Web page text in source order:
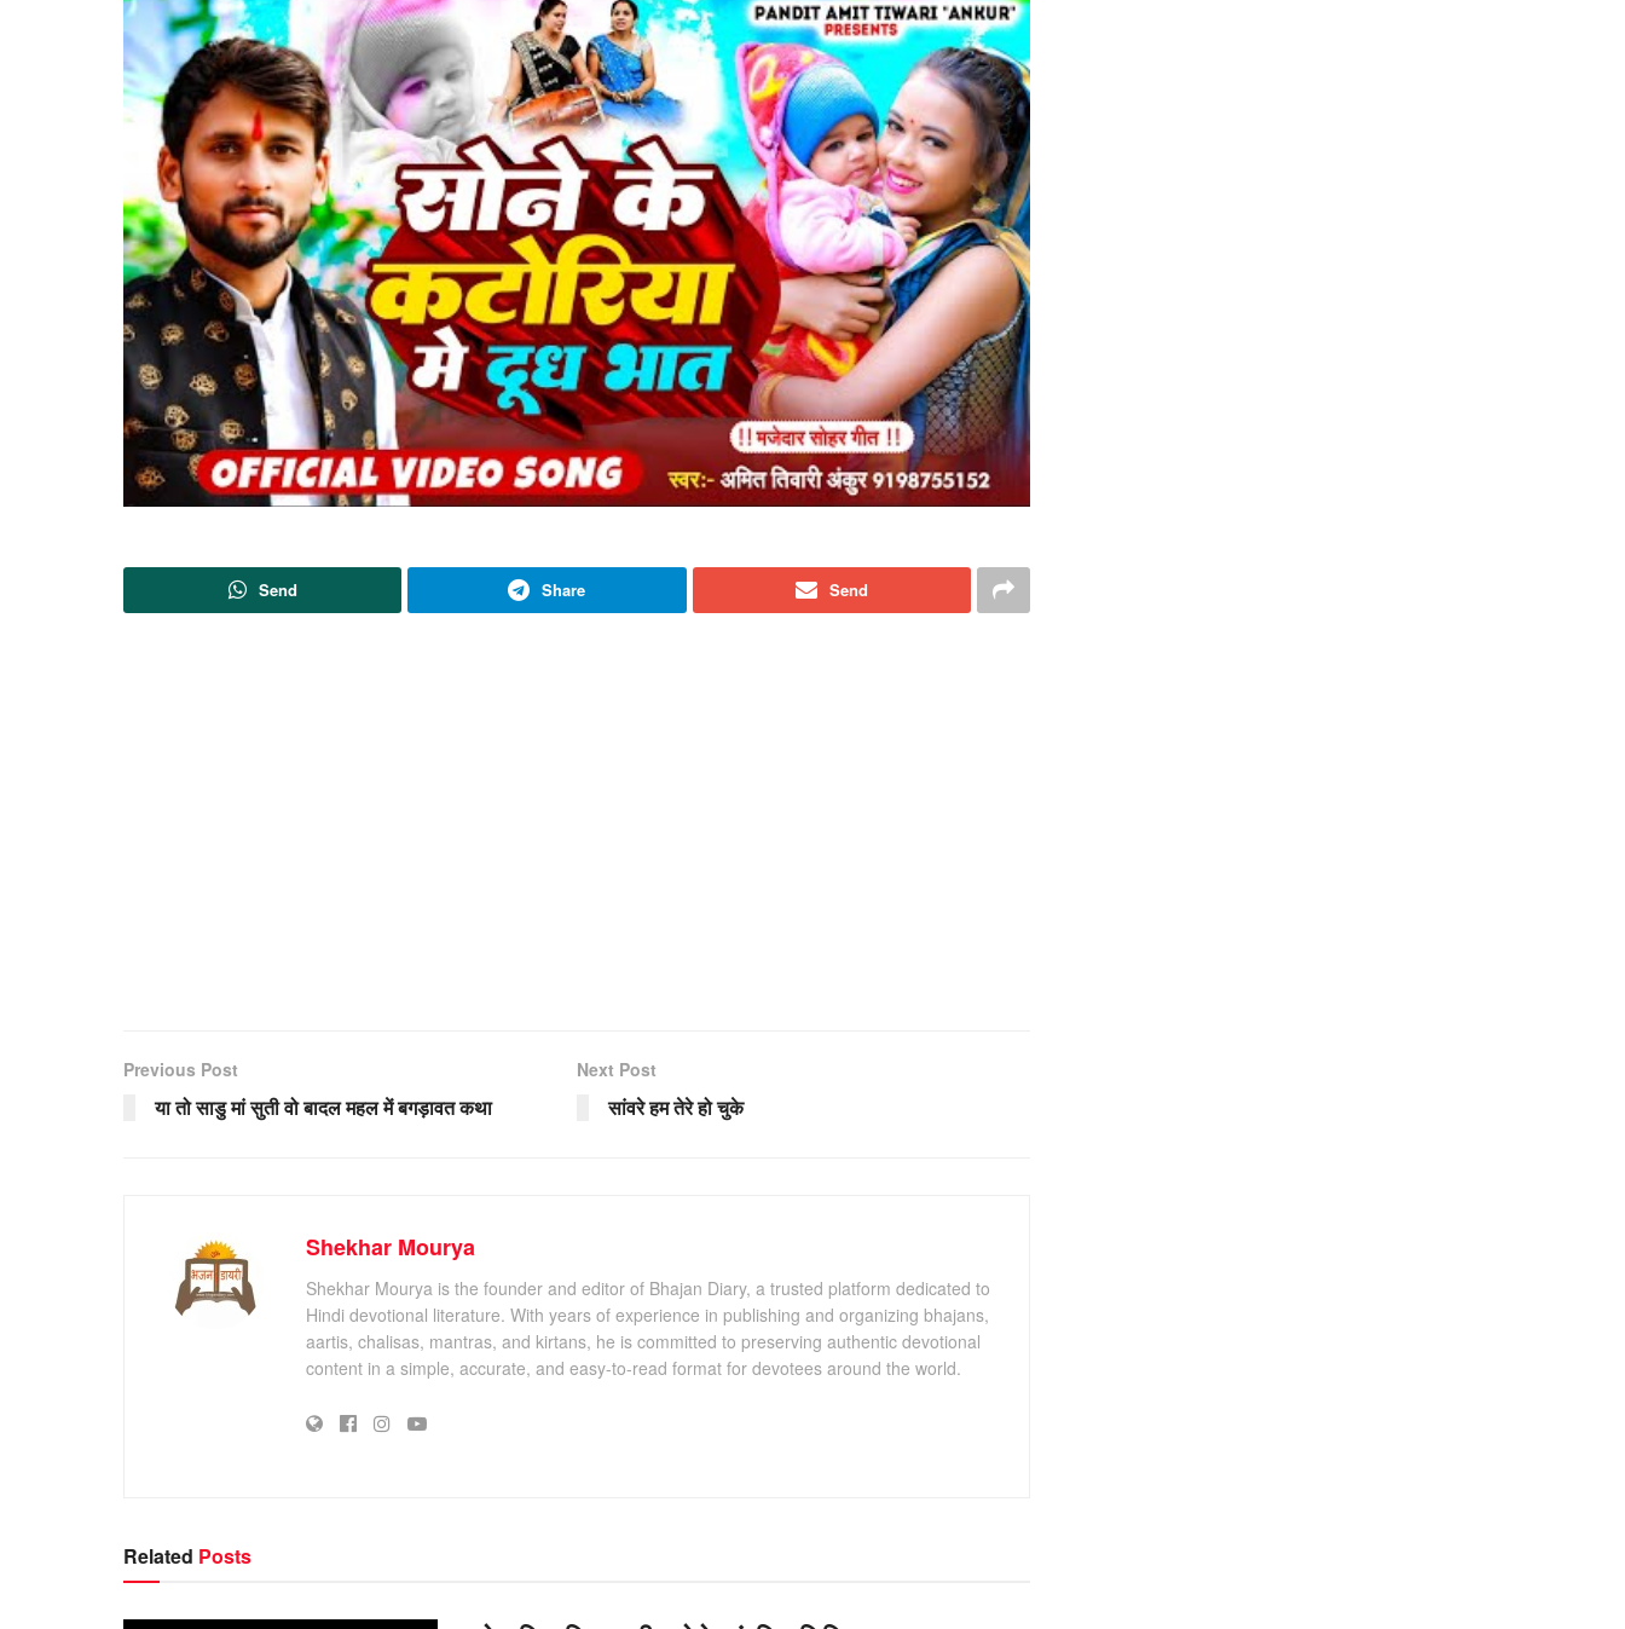
Send Share Send
Previous Post
या तो साडु मां सुती वो बादल महल में बगड़ावत कथा
Next Post
सांवरे हम तेरे हो चुके
Shekhar Mourya
Shekhar Mourya is the founder and editor of Bhajan Diary, a trusted platform dedicated to
Hindi devotional literature. With years of experience in publishing and organizing bhajans,
aartis, chalisas, mantras, and kirtans, he is committed to preserving authentic devotional
content in a simple, accurate, and easy-to-read format for devotees around the world.
Related Posts